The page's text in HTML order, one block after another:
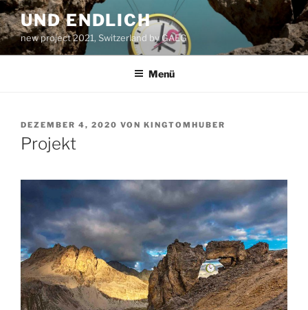
Zum
Inhalt
springen
UND ENDLICH
new project 2021, Switzerland by GAEG
Menü
VERÖFFENTLICHT
AM
DEZEMBER 4, 2020 VON KINGTOMHUBER
Projekt